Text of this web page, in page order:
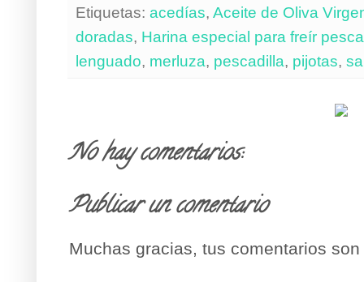
Etiquetas: acedías, Aceite de Oliva
doradas, Harina especial para freír
lenguado, merluza, pescadilla, pijotas,
No hay comentarios:
Publicar un comentario
Muchas gracias, tus comentarios